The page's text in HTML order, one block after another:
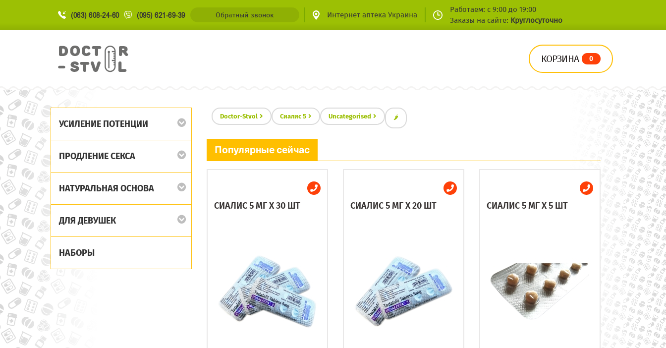
(063) 608-24-60 (095) 621-69-39 Обратный звонок Интернет аптека Украина
Работаем: с 9:00 до 19:00
Заказы на сайте: Круглосуточно
КОРЗИНА 0
УСИЛЕНИЕ ПОТЕНЦИИ
ПРОДЛЕНИЕ СЕКСА
НАТУРАЛЬНАЯ ОСНОВА
ДЛЯ ДЕВУШЕК
НАБОРЫ
Doctor-Stvol Сиалис 5 Uncategorised 🌶
Популярные сейчас
СИАЛИС 5 МГ X 30 ШТ СИАЛИС 5 МГ X 20 ШТ СИАЛИС 5 МГ X 5 ШТ